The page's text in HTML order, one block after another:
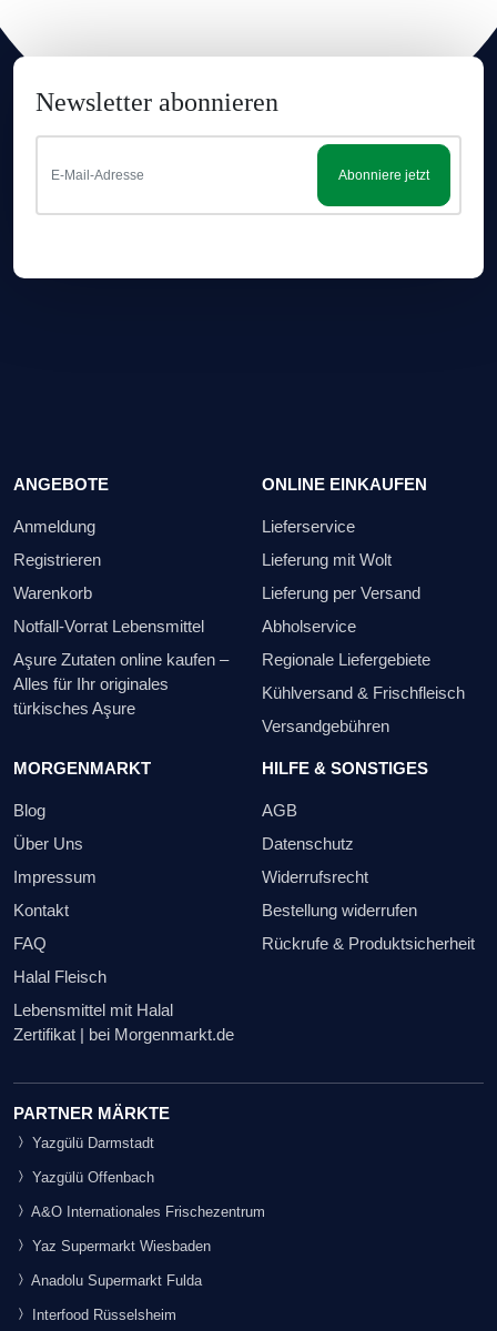
Newsletter abonnieren
Abonniere jetzt
ANGEBOTE
Anmeldung
Registrieren
Warenkorb
Notfall-Vorrat Lebensmittel
Aşure Zutaten online kaufen –
Alles für Ihr originales
türkisches Aşure
ONLINE EINKAUFEN
Lieferservice
Lieferung mit Wolt
Lieferung per Versand
Abholservice
Regionale Liefergebiete
Kühlversand & Frischfleisch
Versandgebühren
MORGENMARKT
Blog
Über Uns
Impressum
Kontakt
FAQ
Halal Fleisch
Lebensmittel mit Halal
Zertifikat | bei Morgenmarkt.de
HILFE & SONSTIGES
AGB
Datenschutz
Widerrufsrecht
Bestellung widerrufen
Rückrufe & Produktsicherheit
PARTNER MÄRKTE
Yazgülü Darmstadt
Yazgülü Offenbach
A&O Internationales Frischezentrum
Yaz Supermarkt Wiesbaden
Anadolu Supermarkt Fulda
Interfood Rüsselsheim